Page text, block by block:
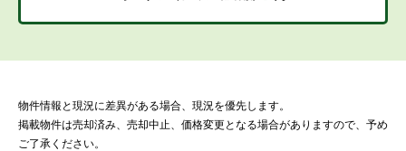
物件情報と現況に差異がある場合、現況を優先します。
掲載物件は売却済み、売却中止、価格変更となる場合がありますので、予め
ご了承ください。